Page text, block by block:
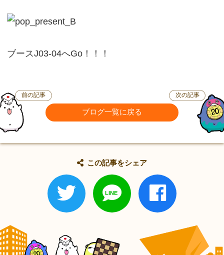
ブースJ03-04へGo！！！
前の記事
ブログ一覧に戻る
次の記事
この記事をシェア